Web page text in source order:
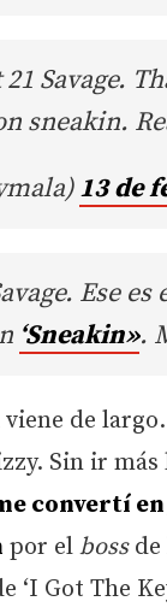
21 Savage.
sneakin.
13 de
Ese es
‘Sneakin».
viene de
Sin ir más
convertí en
por el boss
‘I Got The